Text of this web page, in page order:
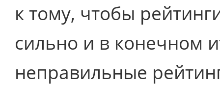
к тому, чтобы
сильно и в конечном
неправильные